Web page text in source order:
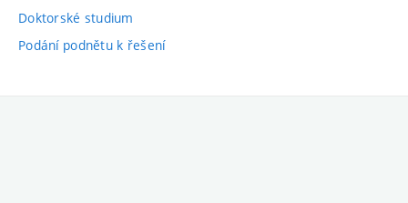
Doktorské studium
Podání podnětu k řešení